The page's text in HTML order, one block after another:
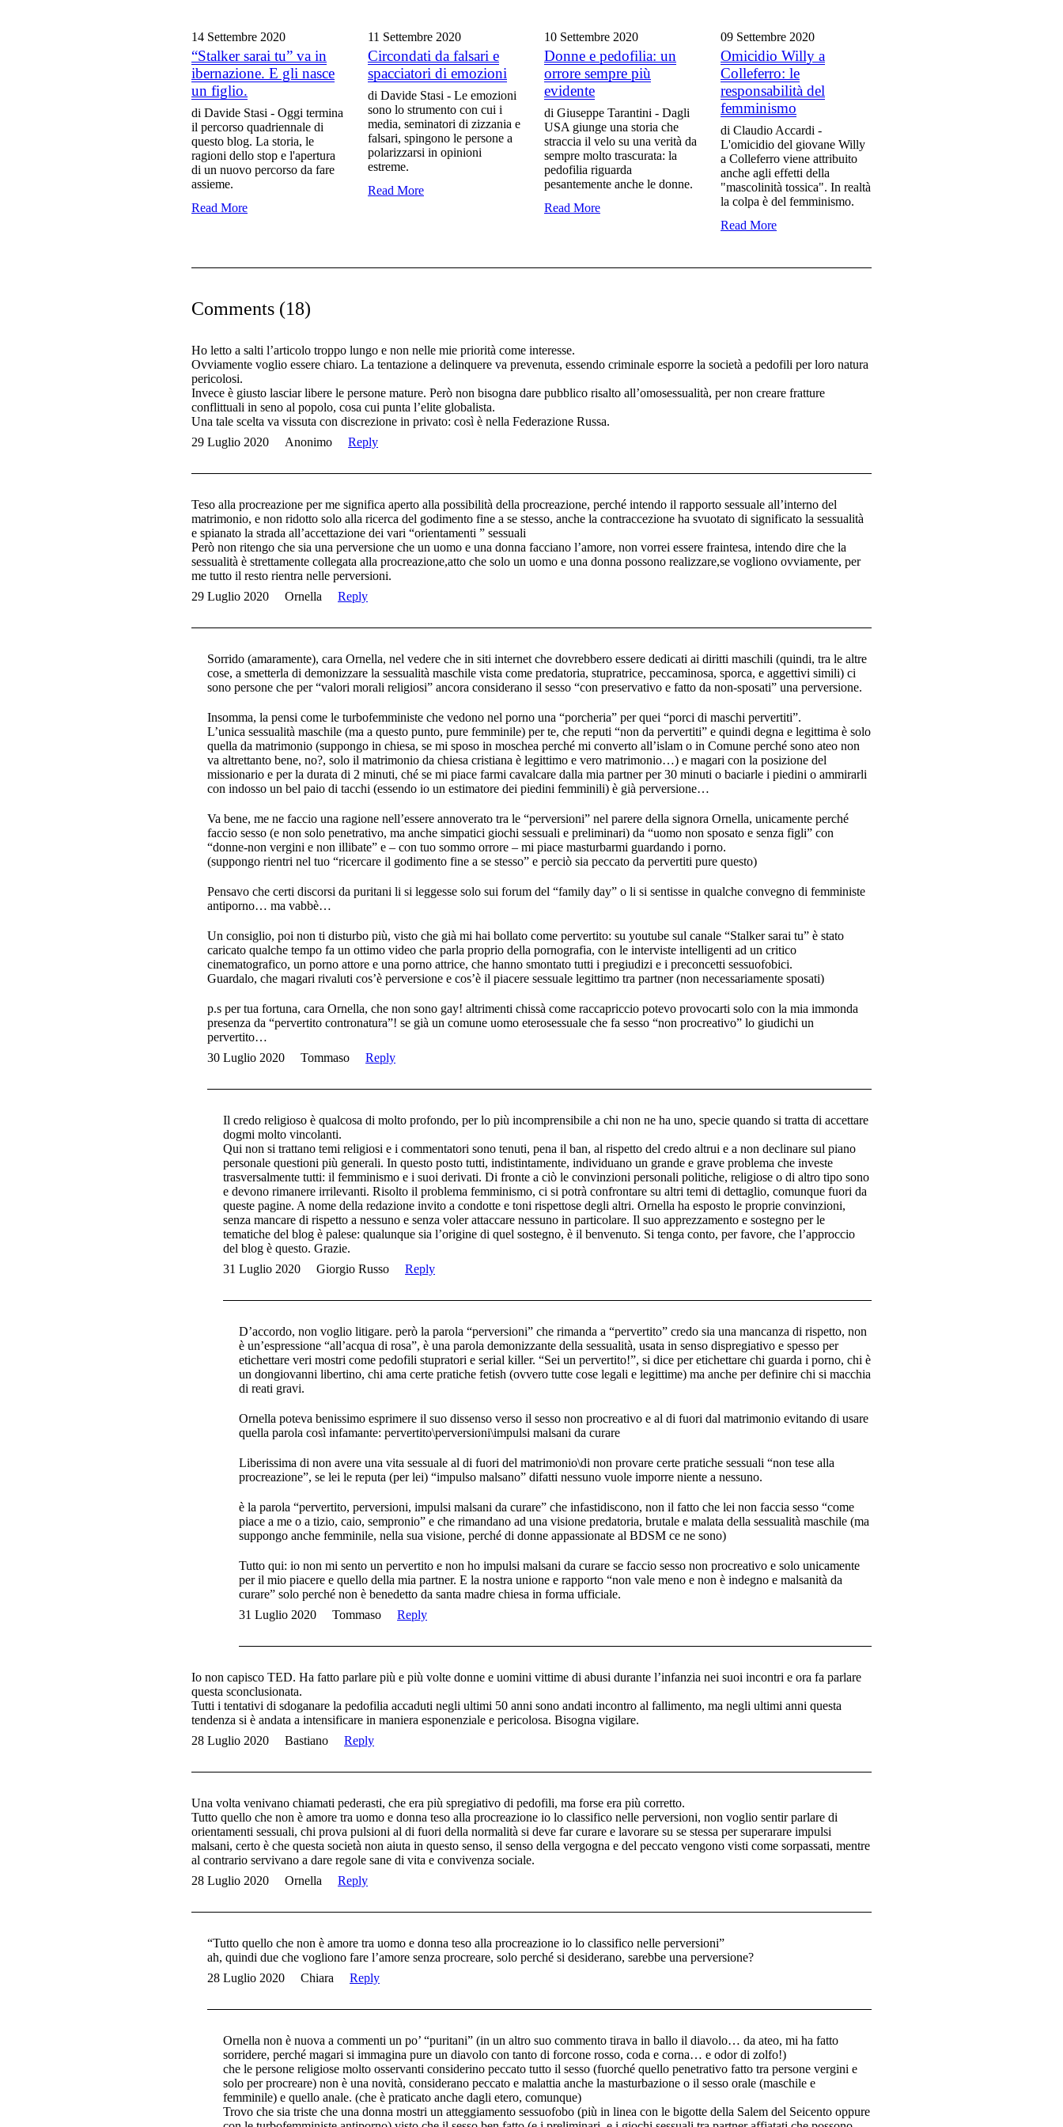
14 Settembre 2020
“Stalker sarai tu” va in
ibernazione. E gli nasce
un figlio.
di Davide Stasi - Oggi termina
il percorso quadriennale di
questo blog. La storia, le
ragioni dello stop e l'apertura
di un nuovo percorso da fare
assieme.
Read More
11 Settembre 2020
Circondati da falsari e
spacciatori di emozioni
di Davide Stasi - Le emozioni
sono lo strumento con cui i
media, seminatori di zizzania e
falsari, spingono le persone a
polarizzarsi in opinioni
estreme.
Read More
10 Settembre 2020
Donne e pedofilia: un
orrore sempre più
evidente
di Giuseppe Tarantini - Dagli
USA giunge una storia che
straccia il velo su una verità da
sempre molto trascurata: la
pedofilia riguarda
pesantemente anche le donne.
Read More
09 Settembre 2020
Omicidio Willy a
Colleferro: le
responsabilità del
femminismo
di Claudio Accardi -
L'omicidio del giovane Willy
a Colleferro viene attribuito
anche agli effetti della
"mascolinità tossica". In realtà
la colpa è del femminismo.
Read More
Comments (18)
Ho letto a salti l’articolo troppo lungo e non nelle mie priorità come interesse.
Ovviamente voglio essere chiaro. La tentazione a delinquere va prevenuta, essendo criminale esporre la società a pedofili per loro natura
pericolosi.
Invece è giusto lasciar libere le persone mature. Però non bisogna dare pubblico risalto all’omosessualità, per non creare fratture
conflittuali in seno al popolo, cosa cui punta l’elite globalista.
Una tale scelta va vissuta con discrezione in privato: così è nella Federazione Russa.
29 Luglio 2020
Anonimo Reply
Teso alla procreazione per me significa aperto alla possibilità della procreazione, perché intendo il rapporto sessuale all’interno del
matrimonio, e non ridotto solo alla ricerca del godimento fine a se stesso, anche la contraccezione ha svuotato di significato la sessualità
e spianato la strada all’accettazione dei vari “orientamenti ” sessuali
Però non ritengo che sia una perversione che un uomo e una donna facciano l’amore, non vorrei essere fraintesa, intendo dire che la
sessualità è strettamente collegata alla procreazione,atto che solo un uomo e una donna possono realizzare,se vogliono ovviamente, per
me tutto il resto rientra nelle perversioni.
29 Luglio 2020
Ornella Reply
Sorrido (amaramente), cara Ornella, nel vedere che in siti internet che dovrebbero essere dedicati ai diritti maschili (quindi, tra le altre
cose, a smetterla di demonizzare la sessualità maschile vista come predatoria, stupratrice, peccaminosa, sporca, e aggettivi simili) ci
sono persone che per “valori morali religiosi” ancora considerano il sesso “con preservativo e fatto da non-sposati” una perversione.
Insomma, la pensi come le turbofemministe che vedono nel porno una “porcheria” per quei “porci di maschi pervertiti”.
L’unica sessualità maschile (ma a questo punto, pure femminile) per te, che reputi “non da pervertiti” e quindi degna e legittima è solo
quella da matrimonio (suppongo in chiesa, se mi sposo in moschea perché mi converto all’islam o in Comune perché sono ateo non
va altrettanto bene, no?, solo il matrimonio da chiesa cristiana è legittimo e vero matrimonio…) e magari con la posizione del
missionario e per la durata di 2 minuti, ché se mi piace farmi cavalcare dalla mia partner per 30 minuti o baciarle i piedini o ammirarli
con indosso un bel paio di tacchi (essendo io un estimatore dei piedini femminili) è già perversione…
Va bene, me ne faccio una ragione nell’essere annoverato tra le “perversioni” nel parere della signora Ornella, unicamente perché
faccio sesso (e non solo penetrativo, ma anche simpatici giochi sessuali e preliminari) da “uomo non sposato e senza figli” con
“donne-non vergini e non illibate” e – con tuo sommo orrore – mi piace masturbarmi guardando i porno.
(suppongo rientri nel tuo “ricercare il godimento fine a se stesso” e perciò sia peccato da pervertiti pure questo)
Pensavo che certi discorsi da puritani li si leggesse solo sui forum del “family day” o li si sentisse in qualche convegno di femministe
antiporno… ma vabbè…
Un consiglio, poi non ti disturbo più, visto che già mi hai bollato come pervertito: su youtube sul canale “Stalker sarai tu” è stato
caricato qualche tempo fa un ottimo video che parla proprio della pornografia, con le interviste intelligenti ad un critico
cinematografico, un porno attore e una porno attrice, che hanno smontato tutti i pregiudizi e i preconcetti sessuofobici.
Guardalo, che magari rivaluti cos’è perversione e cos’è il piacere sessuale legittimo tra partner (non necessariamente sposati)
p.s per tua fortuna, cara Ornella, che non sono gay! altrimenti chissà come raccapriccio potevo provocarti solo con la mia immonda
presenza da “pervertito contronatura”! se già un comune uomo eterosessuale che fa sesso “non procreativo” lo giudichi un
pervertito…
30 Luglio 2020
Tommaso Reply
Il credo religioso è qualcosa di molto profondo, per lo più incomprensibile a chi non ne ha uno, specie quando si tratta di accettare
dogmi molto vincolanti.
Qui non si trattano temi religiosi e i commentatori sono tenuti, pena il ban, al rispetto del credo altrui e a non declinare sul piano
personale questioni più generali. In questo posto tutti, indistintamente, individuano un grande e grave problema che investe
trasversalmente tutti: il femminismo e i suoi derivati. Di fronte a ciò le convinzioni personali politiche, religiose o di altro tipo sono
e devono rimanere irrilevanti. Risolto il problema femminismo, ci si potrà confrontare su altri temi di dettaglio, comunque fuori da
queste pagine. A nome della redazione invito a condotte e toni rispettose degli altri. Ornella ha esposto le proprie convinzioni,
senza mancare di rispetto a nessuno e senza voler attaccare nessuno in particolare. Il suo apprezzamento e sostegno per le
tematiche del blog è palese: qualunque sia l’origine di quel sostegno, è il benvenuto. Si tenga conto, per favore, che l’approccio
del blog è questo. Grazie.
31 Luglio 2020
Giorgio Russo Reply
D’accordo, non voglio litigare. però la parola “perversioni” che rimanda a “pervertito” credo sia una mancanza di rispetto, non
è un’espressione “all’acqua di rosa”, è una parola demonizzante della sessualità, usata in senso dispregiativo e spesso per
etichettare veri mostri come pedofili stupratori e serial killer. “Sei un pervertito!”, si dice per etichettare chi guarda i porno, chi è
un dongiovanni libertino, chi ama certe pratiche fetish (ovvero tutte cose legali e legittime) ma anche per definire chi si macchia
di reati gravi.
Ornella poteva benissimo esprimere il suo dissenso verso il sesso non procreativo e al di fuori dal matrimonio evitando di usare
quella parola così infamante: pervertito\perversioni\impulsi malsani da curare
Liberissima di non avere una vita sessuale al di fuori del matrimonio\di non provare certe pratiche sessuali “non tese alla
procreazione”, se lei le reputa (per lei) “impulso malsano” difatti nessuno vuole imporre niente a nessuno.
è la parola “pervertito, perversioni, impulsi malsani da curare” che infastidiscono, non il fatto che lei non faccia sesso “come
piace a me o a tizio, caio, sempronio” e che rimandano ad una visione predatoria, brutale e malata della sessualità maschile (ma
suppongo anche femminile, nella sua visione, perché di donne appassionate al BDSM ce ne sono)
Tutto qui: io non mi sento un pervertito e non ho impulsi malsani da curare se faccio sesso non procreativo e solo unicamente
per il mio piacere e quello della mia partner. E la nostra unione e rapporto “non vale meno e non è indegno e malsanità da
curare” solo perché non è benedetto da santa madre chiesa in forma ufficiale.
31 Luglio 2020
Tommaso Reply
Io non capisco TED. Ha fatto parlare più e più volte donne e uomini vittime di abusi durante l’infanzia nei suoi incontri e ora fa parlare
questa sconclusionata.
Tutti i tentativi di sdoganare la pedofilia accaduti negli ultimi 50 anni sono andati incontro al fallimento, ma negli ultimi anni questa
tendenza si è andata a intensificare in maniera esponenziale e pericolosa. Bisogna vigilare.
28 Luglio 2020
Bastiano Reply
Una volta venivano chiamati pederasti, che era più spregiativo di pedofili, ma forse era più corretto.
Tutto quello che non è amore tra uomo e donna teso alla procreazione io lo classifico nelle perversioni, non voglio sentir parlare di
orientamenti sessuali, chi prova pulsioni al di fuori della normalità si deve far curare e lavorare su se stessa per superarare impulsi
malsani, certo è che questa società non aiuta in questo senso, il senso della vergogna e del peccato vengono visti come sorpassati, mentre
al contrario servivano a dare regole sane di vita e convivenza sociale.
28 Luglio 2020
Ornella Reply
“Tutto quello che non è amore tra uomo e donna teso alla procreazione io lo classifico nelle perversioni”
ah, quindi due che vogliono fare l’amore senza procreare, solo perché si desiderano, sarebbe una perversione?
28 Luglio 2020
Chiara Reply
Ornella non è nuova a commenti un po’ “puritani” (in un altro suo commento tirava in ballo il diavolo… da ateo, mi ha fatto
sorridere, perché magari si immagina pure un diavolo con tanto di forcone rosso, coda e corna… e odor di zolfo!)
che le persone religiose molto osservanti considerino peccato tutto il sesso (fuorché quello penetrativo fatto tra persone vergini e
solo per procreare) non è una novità, considerano peccato e malattia anche la masturbazione o il sesso orale (maschile e
femminile) e quello anale. (che è praticato anche dagli etero, comunque)
Trovo che sia triste che una donna mostri un atteggiamento sessuofobo (più in linea con le bigotte della Salem del Seicento oppure